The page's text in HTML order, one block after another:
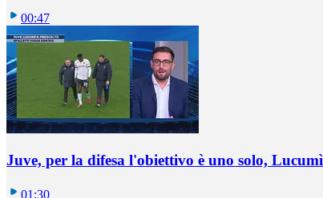
00:47
Juve, per la difesa l'obiettivo è uno solo, Lucumì
01:30